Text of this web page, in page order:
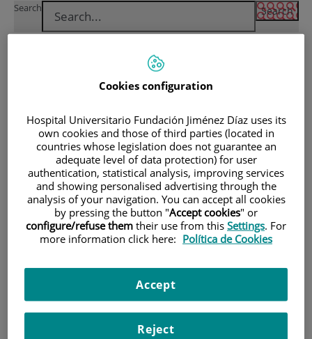
Jump
content
Language
Search
HOME|TRAINING AND EMPLOYMENT
TRAINING PLAN
LVI LECCIÓN CONMEMORATIVA JIMÉNEZ DÍAZ
LVI Lección
Conmemorativa Jiménez
Díaz
Aula Magna del Hospital Universitario Fundación Jiménez
Cookies configuration
Hospital Universitario Fundación Jiménez Díaz uses its
own cookies and those of third parties (located in
countries whose legislation does not guarantee an
adequate level of data protection) for user
authentication, statistical analysis, improving services
and showing personalised advertising through the
analysis of your navigation. You can accept all cookies
by pressing the button "Accept cookies" or
configure/refuse them their use from this Settings. For
more information click here: Política de Cookies
Reject
Accept